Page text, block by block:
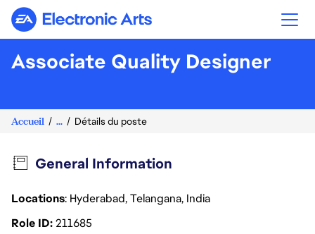
Electronic Arts
Associate Quality Designer
Accueil ... Détails du poste
General Information
Locations: Hyderabad, Telangana, India
Role ID211685